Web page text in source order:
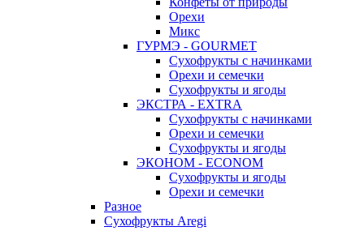
Орехи
Микс
ГУРМЭ - GOURMET
Сухофрукты с начинками
Орехи и семечки
Сухофрукты и ягоды
ЭКСТРА - EXTRA
Сухофрукты с начинками
Орехи и семечки
Сухофрукты и ягоды
ЭКОНОМ - ECONOM
Сухофрукты и ягоды
Орехи и семечки
Разное
Сухофрукты Aregi